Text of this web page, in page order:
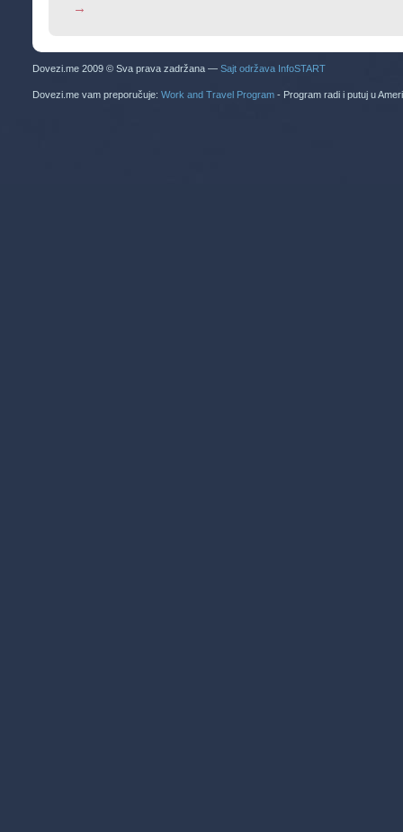
→
Dovezi.me 2009 © Sva prava zadržana — Sajt održava InfoSTART
Dovezi.me vam preporučuje: Work and Travel Program - Program radi i putuj u